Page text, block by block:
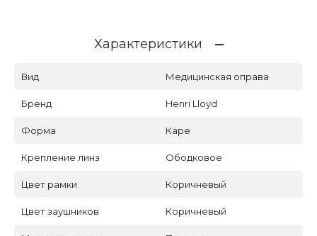
Характеристики
Вид Медицинская оправа
Бренд Henri Lloyd
Форма Каре
Крепление линз Ободковое
Цвет рамки Коричневый
Цвет заушников Коричневый